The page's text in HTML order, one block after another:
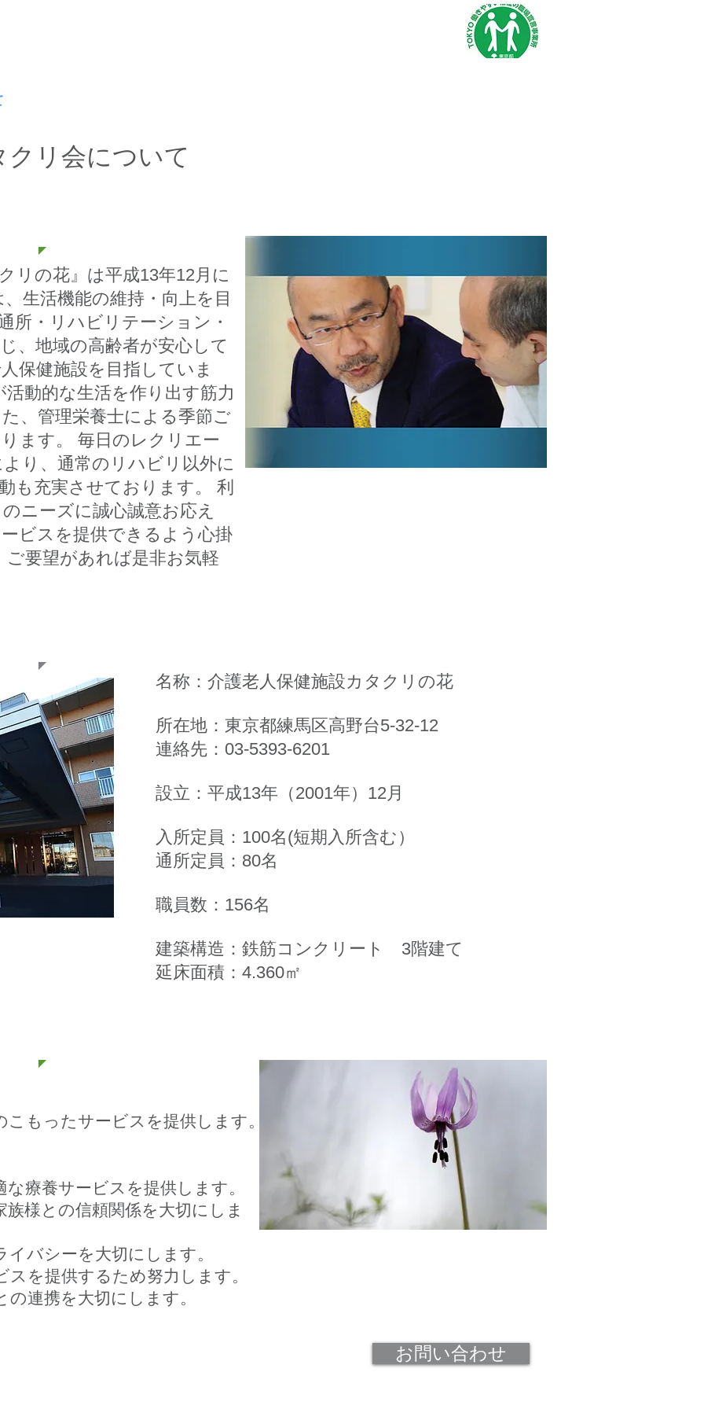
リ会について
リの花』は平成13年12月に
生活機能の維持・向上を目
所・リハビリテーション・
、地域の高齢者が安心して
保健施設を目指していま
動的な生活を作り出す筋力
、管理栄養士による季節ご
ます。 毎日のレクリエー
り、通常のリハビリ以外に
も充実させております。 利
ニーズに誠心誠意お応え
ビスを提供できるよう心掛
要望があれば是非お気軽
名称：介護老人保健施設カタクリの花
所在地：東京都練馬区高野台5-32-12
連絡先：03-5393-6201
設立：平成13年（2001年）12月
入所定員：100名(短期入所含む）
通所定員：80名
職員数： 156名
建築構造：鉄筋コンクリート 3階建て
​延床面積：4.360㎡
もったサービスを提供します。
療養サービスを提供します。
様との信頼関係を大切にしま
バシーを大切にします。
を提供するため努力します。
連携を大切にします。
お問い合わせ